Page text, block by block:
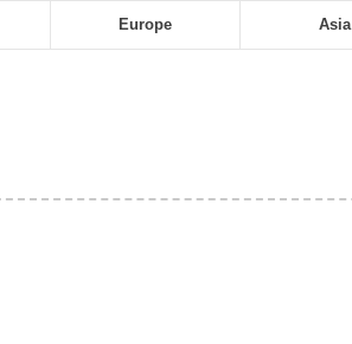
Europe Asia